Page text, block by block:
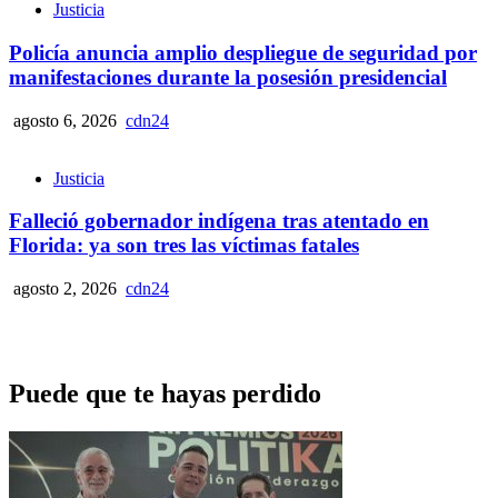
Justicia
Policía anuncia amplio despliegue de seguridad por
manifestaciones durante la posesión presidencial
agosto 6, 2026 cdn24
Justicia
Falleció gobernador indígena tras atentado en
Florida: ya son tres las víctimas fatales
agosto 2, 2026 cdn24
Puede que te hayas perdido